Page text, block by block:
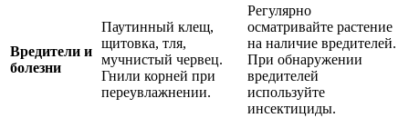
Вредители и
болезни
Паутинный клещ,
щитовка, тля,
мучнистый червец.
Гнили корней при
переувлажнении.
Регулярно
осматривайте растение
на наличие вредителей.
При обнаружении
вредителей
используйте
инсектициды.